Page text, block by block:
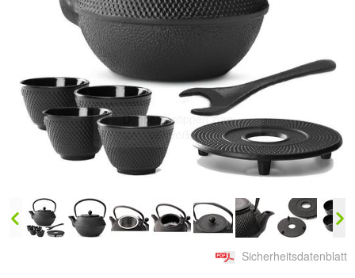
Doppelt antippen zum
vergrößern
Sicherheitsdatenblatt